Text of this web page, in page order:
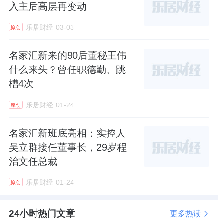
复。
数据显示，2026年一季度末公司资产负债率降
发展腾出空间。
相较于短期财务修复，业务模式转型是企业长
期发展的核心支撑。重整完成后，名家汇放弃
单一景观照明工程承包商，向智慧照明、物联
网平台、场景化综合解决方案服务商转型。
业务布局上，公司分层推进转型落地：短期稳
账款回收，维持经营稳定；中期布局植物照
入主后高层再变动
原创 乐居财经 03-03
名家汇新来的90后董秘王伟
什么来头？曾任职德勤、跳
槽4次
原创 乐居财经 01-24
名家汇新班底亮相：实控人
吴立群接任董事长，29岁程
治文任总裁
原创 乐居财经 01-24
24小时热门文章 更多热读